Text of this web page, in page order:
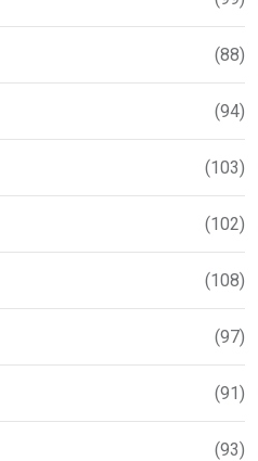
(88)
(94)
(103)
(102)
(108)
(97)
(91)
(93)